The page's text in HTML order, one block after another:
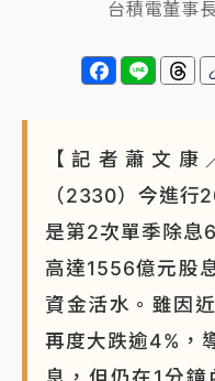
雨熱區曝
台積電董事
【記者蕭文
（2330）今進行
是第2次單季除息
高達1556億元股
資金活水。雖因
再度大跌逾4%，